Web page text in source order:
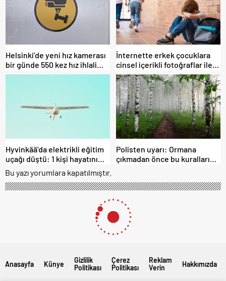
Helsinki’de yeni hız kamerası
bir günde 550 kez hız ihlali
tespit etti
İnternette erkek çocuklara
cinsel içerikli fotoğraflar ile
şantaj yapıldı
Hyvinkää’da elektrikli eğitim
uçağı düştü: 1 kişi hayatını
kaybetti
Polisten uyarı: Ormana
çıkmadan önce bu kuralları
Bu yazı yorumlara kapatılmıştır.